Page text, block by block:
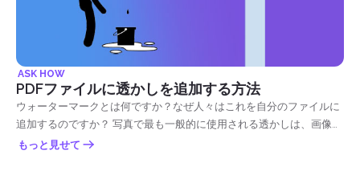
ASK HOW
PDFファイルに透かしを追加する方法
ウォーターマークとは何ですか？なぜ人々はこれを自分のファイルに
追加するのですか？ 写真で最も一般的に使用される透かしは、画像や
文書に刻印されているかすかなテキスト、ロゴ、写真やデザインで
もっと見せて